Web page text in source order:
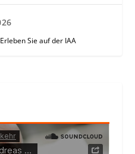
Sie auf der IAA